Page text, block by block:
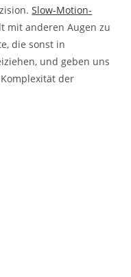
Slow-Motion-
mit anderen Augen zu
die sonst in
und geben uns
der